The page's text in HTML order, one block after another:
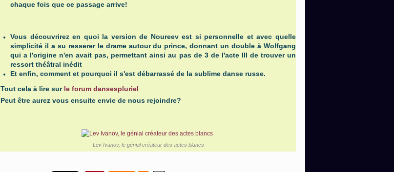
chaque fois que ce passage arrive!
Vous découvrirez en quoi la version de Noureev est si personnelle et avec quelle
simplicité il a su resserer le drame autour du prince, donnant un double à Wolfgang
qui a l'origine n'en avait pas, permettant ainsi au pas de 3 de l'acte III de trouver un
ressort théâtral inédit
Et enfin, comment et pourquoi il s'est débarrassé de la sublime danse russe.
Tout cela à lire sur le forum dansespluriel
Peut être aurez vous ensuite envie de nous rejoindre?
Lev Ivanov, le génial créateur des actes blancs